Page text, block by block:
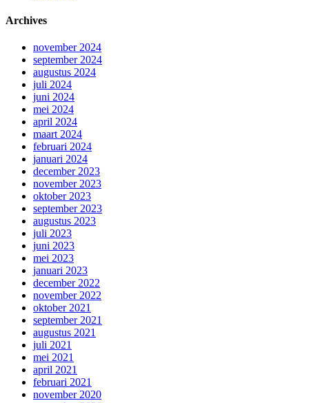
Archives
november 2024
september 2024
augustus 2024
juli 2024
juni 2024
mei 2024
april 2024
maart 2024
februari 2024
januari 2024
december 2023
november 2023
oktober 2023
september 2023
augustus 2023
juli 2023
juni 2023
mei 2023
januari 2023
december 2022
november 2022
oktober 2021
september 2021
augustus 2021
juli 2021
mei 2021
april 2021
februari 2021
november 2020